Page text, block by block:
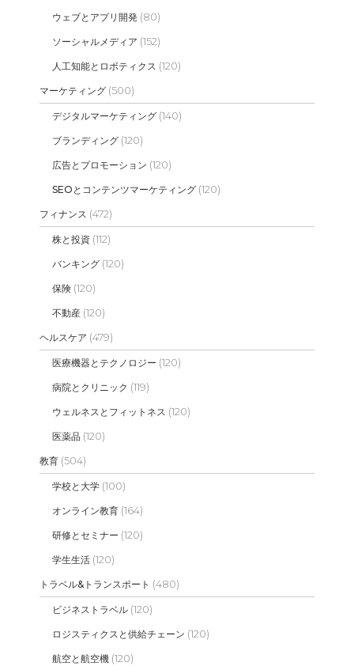
ウェブとアプリ開発 (80)
ソーシャルメディア (152)
人工知能とロボティクス (120)
マーケティング (500)
デジタルマーケティング (140)
ブランディング (120)
広告とプロモーション (120)
SEOとコンテンツマーケティング (120)
フィナンス (472)
株と投資 (112)
バンキング (120)
保険 (120)
不動産 (120)
ヘルスケア (479)
医療機器とテクノロジー (120)
病院とクリニック (119)
ウェルネスとフィットネス (120)
医薬品 (120)
教育 (504)
学校と大学 (100)
オンライン教育 (164)
研修とセミナー (120)
学生生活 (120)
トラベル&トランスポート (480)
ビジネストラベル (120)
ロジスティクスと供給チェーン (120)
航空と航空機 (120)